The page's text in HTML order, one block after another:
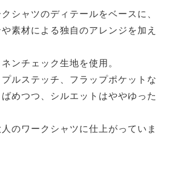
シャツのディテールをベースに、
素材による独自のアレンジを加え
ンチェック生地を使用。
ルステッチ、フラップポケットな
めつつ、シルエットはややゆった
のワークシャツに仕上がっていま